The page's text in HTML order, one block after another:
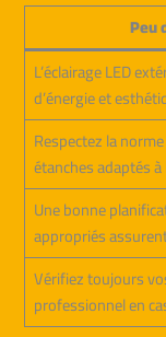
Peu
L’éclairage LED
d’énergie et
Respectez la
étanches adaptés à
Une bonne
appropriés
Vérifiez toujours
professionnel en